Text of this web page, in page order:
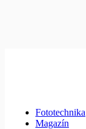
Fototechnika
Magazín